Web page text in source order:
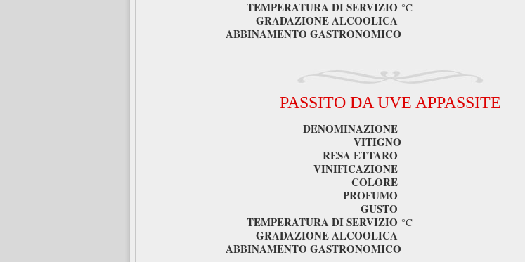
TEMPERATURA DI SERVIZIO °C
GRADAZIONE ALCOOLICA
ABBINAMENTO GASTRONOMICO
PASSITO DA UVE APPASSITE
DENOMINAZIONE
VITIGNO
RESA ETTARO
VINIFICAZIONE
COLORE
PROFUMO
GUSTO
TEMPERATURA DI SERVIZIO °C
GRADAZIONE ALCOOLICA
ABBINAMENTO GASTRONOMICO